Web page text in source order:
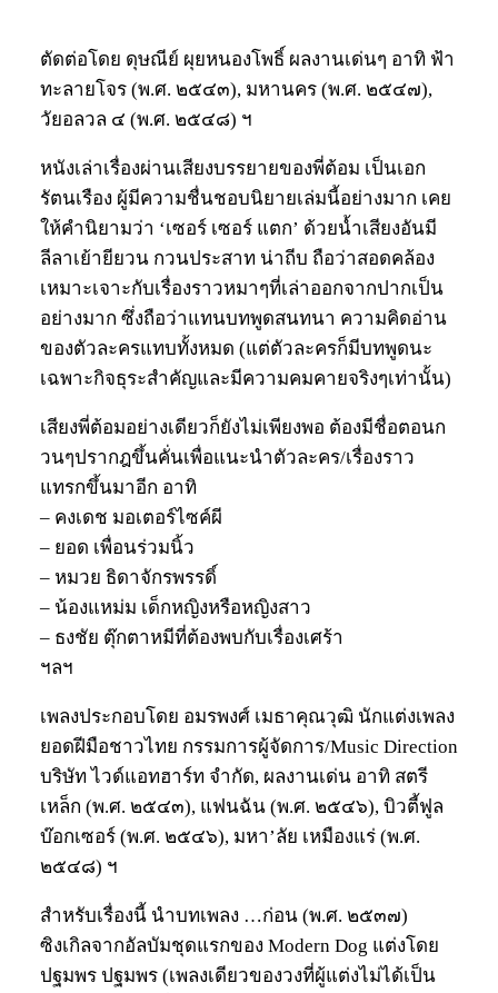
ตัดต่อโดย ดุษณีย์ ผุยหนองโพธิ์ ผลงานเด่นๆ อาทิ ฟ้า
ทะลายโจร (พ.ศ. ๒๕๔๓), มหานคร (พ.ศ. ๒๕๔๗),
วัยอลวล ๔ (พ.ศ. ๒๕๔๘) ฯ
หนังเล่าเรื่องผ่านเสียงบรรยายของพี่ต้อม เป็นเอก
รัตนเรือง ผู้มีความชื่นชอบนิยายเล่มนี้อย่างมาก เคย
ให้คำนิยามว่า ‘เซอร์ เซอร์ แตก’ ด้วยน้ำเสียงอันมี
ลีลาเย้ายียวน กวนประสาท น่าถีบ ถือว่าสอดคล้อง
เหมาะเจาะกับเรื่องราวหมาๆที่เล่าออกจากปากเป็น
อย่างมาก ซึ่งถือว่าแทนบทพูดสนทนา ความคิดอ่าน
ของตัวละครแทบทั้งหมด (แต่ตัวละครก็มีบทพูดนะ
เฉพาะกิจธุระสำคัญและมีความคมคายจริงๆเท่านั้น)
เสียงพี่ต้อมอย่างเดียวก็ยังไม่เพียงพอ ต้องมีชื่อตอนก
วนๆปรากฎขึ้นคั่นเพื่อแนะนำตัวละคร/เรื่องราว
แทรกขึ้นมาอีก อาทิ
– คงเดช มอเตอร์ไซค์ผี
– ยอด เพื่อนร่วมนิ้ว
– หมวย ธิดาจักรพรรดิ์
– น้องแหม่ม เด็กหญิงหรือหญิงสาว
– ธงชัย ตุ๊กตาหมีที่ต้องพบกับเรื่องเศร้า
ฯลฯ
เพลงประกอบโดย อมรพงศ์ เมธาคุณวุฒิ นักแต่งเพลง
ยอดฝีมือชาวไทย กรรมการผู้จัดการ/Music Direction
บริษัท ไวด์แอทฮาร์ท จำกัด, ผลงานเด่น อาทิ สตรี
เหล็ก (พ.ศ. ๒๕๔๓), แฟนฉัน (พ.ศ. ๒๕๔๖), บิวตี้ฟูล
บ๊อกเซอร์ (พ.ศ. ๒๕๔๖), มหา’ลัย เหมืองแร่ (พ.ศ.
๒๕๔๘) ฯ
สำหรับเรื่องนี้ นำบทเพลง …ก่อน (พ.ศ. ๒๕๓๗)
ซิงเกิลจากอัลบัมชุดแรกของ Modern Dog แต่งโดย
ปฐมพร ปฐมพร (เพลงเดียวของวงที่ผู้แต่งไม่ได้เป็น